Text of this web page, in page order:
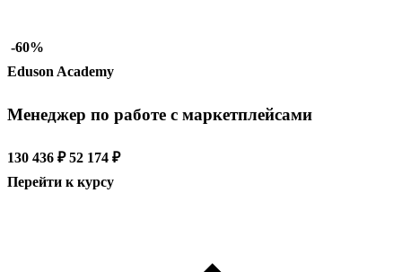
-60%
Eduson Academy
Менеджер по работе с маркетплейсами
130 436 ₽ 52 174 ₽
Перейти к курсу